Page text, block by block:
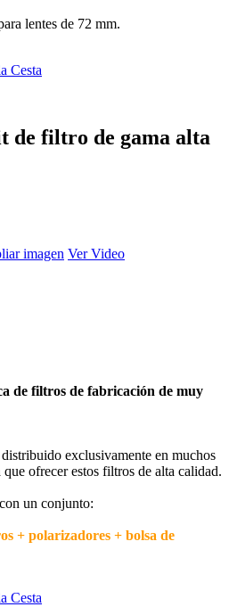
lentes de 72 mm.
Cesta
de filtro de gama alta
imagen Ver Video
de filtros de fabricación de muy
exclusivamente en muchos
ofrecer estos filtros de alta calidad.
un conjunto:
+ polarizadores + bolsa de
Cesta